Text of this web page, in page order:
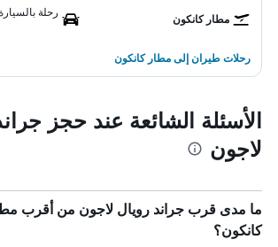
مطار كانكون
رحلة بالسيارة إلى 32
رحلات طيران إلى مطار كانكون
الأسئلة الشائعة عند حجز
لاجون
ما مدى قرب جراند رويال لاجون من أقرب
كانكون؟